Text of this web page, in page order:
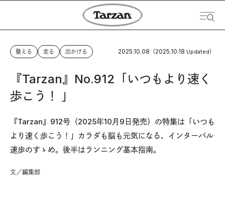
整える 走る 出かける 2025.10.08 （2025.10.18 Updated）
『Tarzan』No.912「いつもより速く
歩こう！ 」
『Tarzan』912号（2025年10月9日発売）の特集は「いつも
より速く歩こう！」カラダも脳も元気になる、インターバル
速歩のすゝめ。後半はランニング基本指南。
文／編集部